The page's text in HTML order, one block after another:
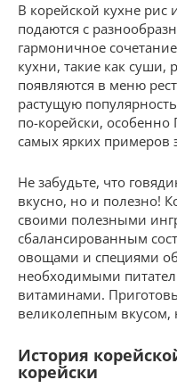
В корейской кухне рис
подаются с
гармоничное
кухни, такие как
появляются в меню
растущую
по-корейски, особенно
самых ярких примеров
Не забудьте, что
вкусно, но и полезно!
своими полезными
сбалансированным
овощами и специями
необходимыми
витаминами.
великолепным вкусом,
История
корейски